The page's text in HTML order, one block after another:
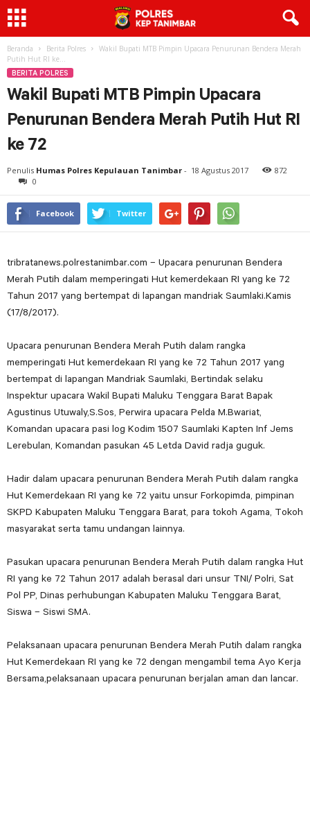
Beranda Berita Polres
Wakil Bupati MTB Pimpin Upacara Penurunan Bendera Merah
Putih Hut RI ke...
BERITA POLRES
Wakil Bupati MTB Pimpin Upacara
Penurunan Bendera Merah Putih Hut RI
ke 72
Penulis Humas Polres Kepulauan Tanimbar - 18 Agustus 2017
872
0
Facebook Twitter
tribratanews.polrestanimbar.com – Upacara penurunan Bendera
Merah Putih dalam memperingati Hut kemerdekaan RI yang ke 72
Tahun 2017 yang bertempat di lapangan mandriak Saumlaki.Kamis
(17/8/2017).
Upacara penurunan Bendera Merah Putih dalam rangka
memperingati Hut kemerdekaan RI yang ke 72 Tahun 2017 yang
bertempat di lapangan Mandriak Saumlaki, Bertindak selaku
Inspektur upacara Wakil Bupati Maluku Tenggara Barat Bapak
Agustinus Utuwaly,S.Sos, Perwira upacara Pelda M.Bwariat,
Komandan upacara pasi log Kodim 1507 Saumlaki Kapten Inf Jems
Lerebulan, Komandan pasukan 45 Letda David radja guguk.
Hadir dalam upacara penurunan Bendera Merah Putih dalam rangka
Hut Kemerdekaan RI yang ke 72 yaitu unsur Forkopimda, pimpinan
SKPD Kabupaten Maluku Tenggara Barat, para tokoh Agama, Tokoh
masyarakat serta tamu undangan lainnya.
Pasukan upacara penurunan Bendera Merah Putih dalam rangka Hut
RI yang ke 72 Tahun 2017 adalah berasal dari unsur TNI/ Polri, Sat
Pol PP, Dinas perhubungan Kabupaten Maluku Tenggara Barat,
Siswa – Siswi SMA.
Pelaksanaan upacara penurunan Bendera Merah Putih dalam rangka
Hut Kemerdekaan RI yang ke 72 dengan mengambil tema Ayo Kerja
Bersama,pelaksanaan upacara penurunan berjalan aman dan lancar.